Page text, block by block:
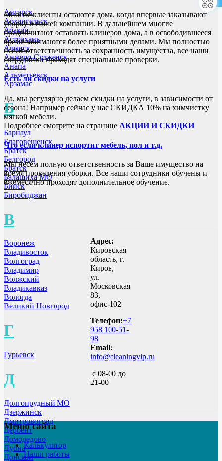
Ангарск
Архангельск
Абакан
Астрахань
Ачинск
Анжеро-Судженск
Анапа
Альметьевск
Арзамас
Б
Барнаул
Благовещенск
Братск
Белгород
Братск
Балашиха МО
Бийск
Биробиджан
В
Воронеж
Владивосток
Волгоград
Владимир
Волжский
Владикавказ
Вологда
Великий Новгород
Г
Гурьевск
Д
Долгопрудный МО
Дзержинск
Дмитровоград
Дербент
Домодедово
Дубна
Донской
Многие клиенты остаются дома, когда впервые заказывают
уборку в нашей компании. В дальнейшем многие
предпочитают оставлять клинеров дома, а в освободившееся
время занимаются более приятными делами. Мы полностью
несём ответственность за сохранность имущества, все наши
сотрудники проходят специальные проверки.
Есть ли скидки на услуги
Да, мы регулярно делаем скидки на услуги, в зависимости от
сезона! Например сейчас у нас СКИДКА 10% на химчистку
мягкой мебели.
Подробнее смотрите на странице АКЦИИ И СКИДКИ
Что если клинер испортит мебель, пол и т.д.
Мы несём полную ответственность за Ваше имущество на
время проведения уборки. Все наши сотрудники обучены и
ежемесячно проходят дополнительное обучение.
Адрес:
Кировская
область, г.
Киров,
ул.
Московская
83,
офис-102
Телефон:+7
958 100-51-
98
Email:
info@cleaningvip.ru
с 08-00 до
21-00
Меню сайта
Калькулятор
Наши работы